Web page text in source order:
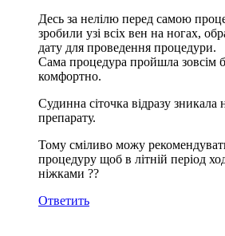
Десь за нелілю перед самою
зробили узі всіх вен на ногах,
дату для проведення процедури.
Сама процедура пройшла зовсім
комфортно.
Судинна сіточка відразу зникала
препарату.
Тому сміливо можу
процедуру щоб в літній період
ніжками ??
Ответить